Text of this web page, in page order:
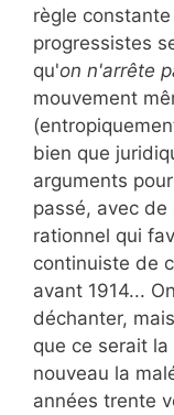
règle
progressistes
qu'on n'arrête
mouvement
bien que
arguments
passé, avec
rationnel qui
continuiste de
avant 1914...
déchanter,
que ce serait
nouveau la
années trente